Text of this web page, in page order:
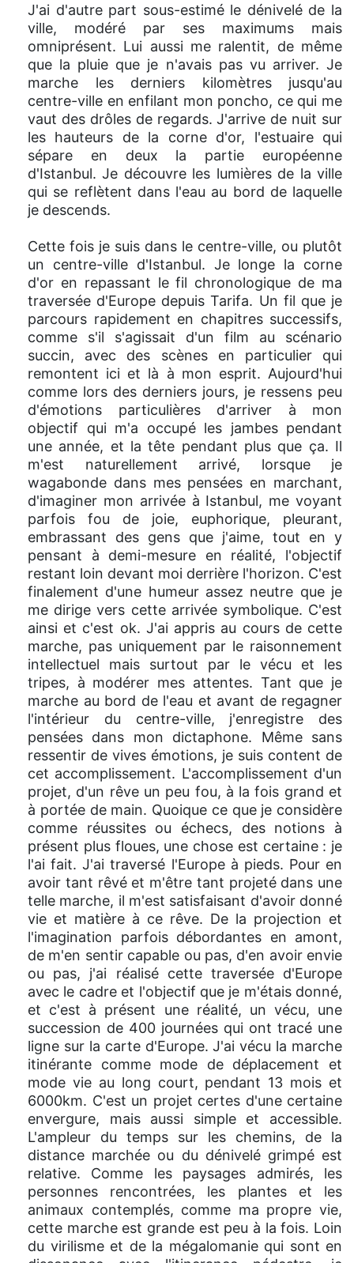
J'ai d'autre part sous-estimé le dénivelé de la
ville, modéré par ses maximums mais
omniprésent. Lui aussi me ralentit, de même
que la pluie que je n'avais pas vu arriver. Je
marche les derniers kilomètres jusqu'au
centre-ville en enfilant mon poncho, ce qui me
vaut des drôles de regards. J'arrive de nuit sur
les hauteurs de la corne d'or, l'estuaire qui
sépare en deux la partie européenne
d'Istanbul. Je découvre les lumières de la ville
qui se reflètent dans l'eau au bord de laquelle
je descends.
Cette fois je suis dans le centre-ville, ou plutôt
un centre-ville d'Istanbul. Je longe la corne
d'or en repassant le fil chronologique de ma
traversée d'Europe depuis Tarifa. Un fil que je
parcours rapidement en chapitres successifs,
comme s'il s'agissait d'un film au scénario
succin, avec des scènes en particulier qui
remontent ici et là à mon esprit. Aujourd'hui
comme lors des derniers jours, je ressens peu
d'émotions particulières d'arriver à mon
objectif qui m'a occupé les jambes pendant
une année, et la tête pendant plus que ça. Il
m'est naturellement arrivé, lorsque je
wagabonde dans mes pensées en marchant,
d'imaginer mon arrivée à Istanbul, me voyant
parfois fou de joie, euphorique, pleurant,
embrassant des gens que j'aime, tout en y
pensant à demi-mesure en réalité, l'objectif
restant loin devant moi derrière l'horizon. C'est
finalement d'une humeur assez neutre que je
me dirige vers cette arrivée symbolique. C'est
ainsi et c'est ok. J'ai appris au cours de cette
marche, pas uniquement par le raisonnement
intellectuel mais surtout par le vécu et les
tripes, à modérer mes attentes. Tant que je
marche au bord de l'eau et avant de regagner
l'intérieur du centre-ville, j'enregistre des
pensées dans mon dictaphone. Même sans
ressentir de vives émotions, je suis content de
cet accomplissement. L'accomplissement d'un
projet, d'un rêve un peu fou, à la fois grand et
à portée de main. Quoique ce que je considère
comme réussites ou échecs, des notions à
présent plus floues, une chose est certaine : je
l'ai fait. J'ai traversé l'Europe à pieds. Pour en
avoir tant rêvé et m'être tant projeté dans une
telle marche, il m'est satisfaisant d'avoir donné
vie et matière à ce rêve. De la projection et
l'imagination parfois débordantes en amont,
de m'en sentir capable ou pas, d'en avoir envie
ou pas, j'ai réalisé cette traversée d'Europe
avec le cadre et l'objectif que je m'étais donné,
et c'est à présent une réalité, un vécu, une
succession de 400 journées qui ont tracé une
ligne sur la carte d'Europe. J'ai vécu la marche
itinérante comme mode de déplacement et
mode vie au long court, pendant 13 mois et
6000km. C'est un projet certes d'une certaine
envergure, mais aussi simple et accessible.
L'ampleur du temps sur les chemins, de la
distance marchée ou du dénivelé grimpé est
relative. Comme les paysages admirés, les
personnes rencontrées, les plantes et les
animaux contemplés, comme ma propre vie,
cette marche est grande est peu à la fois. Loin
du virilisme et de la mégalomanie qui sont en